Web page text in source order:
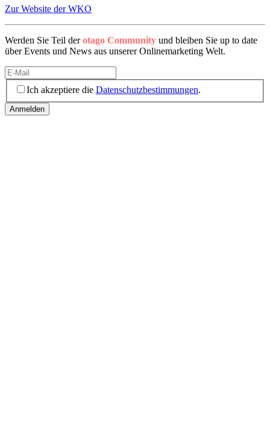
Zur Website der WKO
Werden Sie Teil derotago Community und bleiben Sie up to date
über Events und News aus unserer Onlinemarketing Welt.
Ich akzeptiere die Datenschutzbestimmungen.